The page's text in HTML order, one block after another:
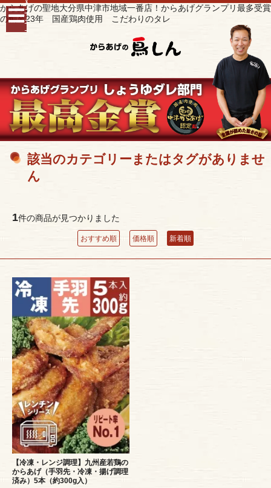
からあげの聖地大分県中津市地域一番店！からあげグランプリ最多受賞
の創業23年 国産鶏肉使用 こだわりのタレ
ﾆ
ｭ
ｰ
該当のカテゴリーまたはタグがありませ
ん
1件の商品が見つかりました
おすすめ順 価格順 新着順
【冷凍・レンジ調理】九州産若鶏の
からあげ（手羽先・冷凍・揚げ調理
済み）5本（約300g入）